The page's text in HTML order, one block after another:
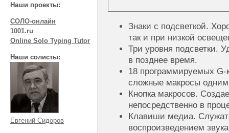
Наши проекты:
СОЛО-онлайн
1001.ru
Online Solo Typing Tutor
Наши солисты:
Евгений Сидоров
Знаки с подсветкой.
так и при низкой
Три уровня подсветки.
в позднее время.
18 программируемых G-
сложные макросы
Кнопка макросов.
непосредственно в
Клавиши медиа.
воспроизведением